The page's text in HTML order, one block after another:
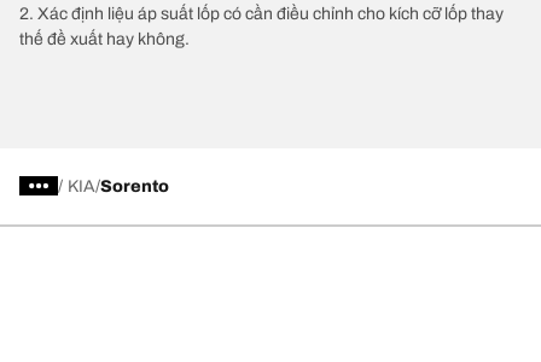
2. Xác định liệu áp suất lốp có cần điều chỉnh cho kích cỡ lốp thay
thế đề xuất hay không.
/ KIA Sorento